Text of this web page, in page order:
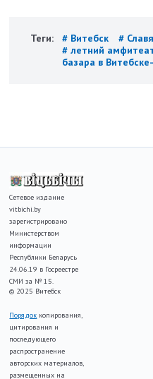
Теги: # Витебск #
# летний
базара в
Сетевое издание
vitbichi.by
зарегистрировано
Министерством
информации
Республики Беларусь
24.06.19 в Госреестре
СМИ за № 15.
© 2025 Витебск
Порядок копирования,
цитирования и
последующего
распространение
авторских материалов,
размещенных на